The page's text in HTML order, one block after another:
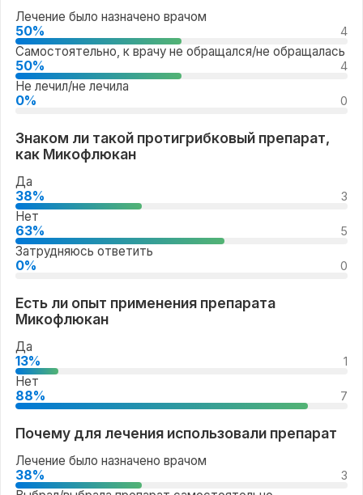
Лечение было назначено врачом
50% 4
Самостоятельно, к врачу не обращался/не обращалась
50% 4
Не лечил/не лечила
0% 0
Знаком ли такой протигрибковый препарат,
как Микофлюкан
Да
38% 3
Нет
63% 5
Затрудняюсь ответить
0% 0
Есть ли опыт применения препарата
Микофлюкан
Да
13% 1
Нет
88% 7
Почему для лечения использовали препарат
Лечение было назначено врачом
38% 3